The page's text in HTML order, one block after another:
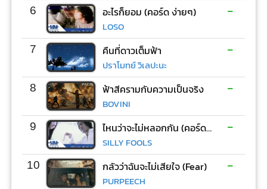
6 อะไรก็ยอม (คอร์ด ง่ายๆ)
LOSO
-
7 คืนที่ดาวเต็มฟ้า
ปราโมทย์ วิเลปะนะ
-
8 ฟ้าสีครามกับความเป็นจริง
BOVINI
-
9 ไหนว่าจะไม่หลอกกัน (คอร์ด ง่ายๆ)
SILLY FOOLS
-
10 กลัวว่าฉันจะไม่เสียใจ (Fear)
PURPEECH
-